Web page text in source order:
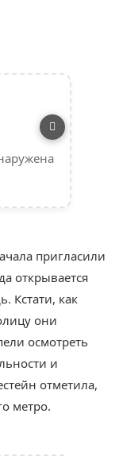
пригласили
открывается
Кстати, как
они
осмотреть
и
отметила,
метро.